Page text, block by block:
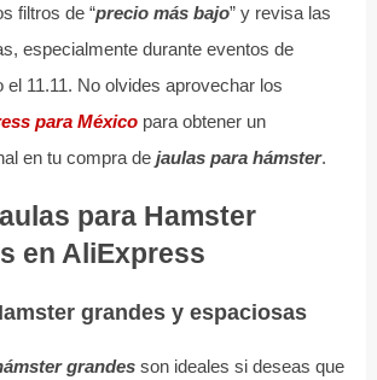
filtros de “precio más bajo” y revisa las
especialmente durante eventos de
11.11. No olvides aprovechar los
para México para obtener un
en tu compra de jaulas para hámster.
para Hamster
en AliExpress
grandes y espaciosas
grandesson ideales si deseas que